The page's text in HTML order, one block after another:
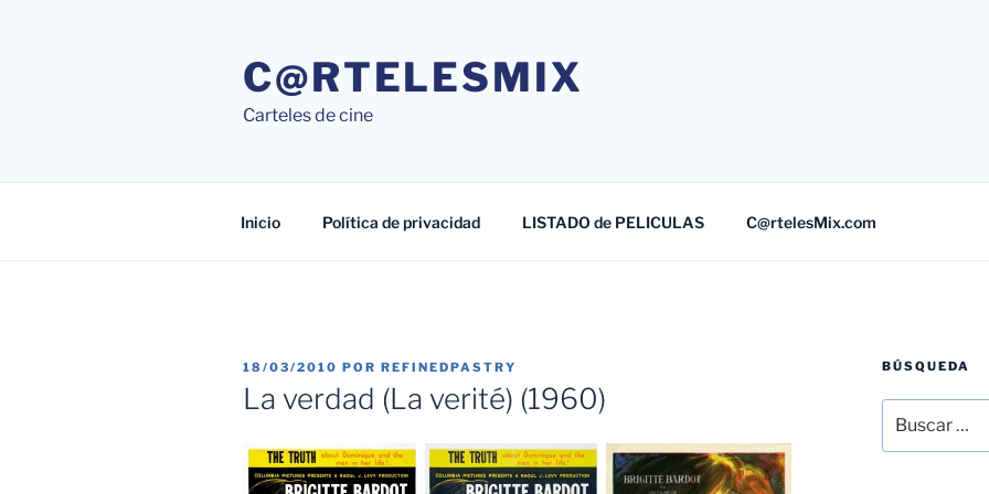
C@RTELESMIX
Carteles de cine
Inicio Política de privacidad LISTADO de PELICULAS C@rtelesMix.com
PUBLICADO
EL
18/03/2010 POR REFINEDPASTRY
La verdad (La verité) (1960)
BÚSQUEDA
por: